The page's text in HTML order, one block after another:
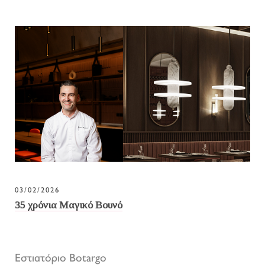
03/02/2026
35 χρόνια Μαγικό Βουνό
Εστιατόριο Botargo